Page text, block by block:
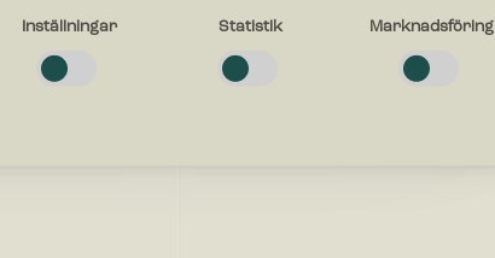
dig använda webbplatsen genom att aktivera grundläggande
en webbplats komma ihåg information som ändrar hur
Inställningar Statistik Marknadsföring